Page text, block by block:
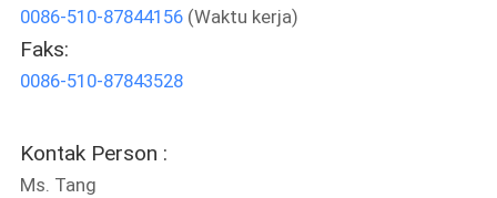
TUR
PABRIK
KONTROL
KUALITAS
0086-510-87844156(Waktu kerja)
Faks:
0086-510-87843528
Kontak Person :
Ms. Tang